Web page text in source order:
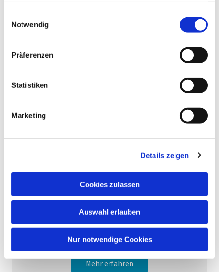
Notwendig
Präferenzen
Statistiken
Marketing
Details zeigen
Cookies zulassen
Auswahl erlauben
Nur notwendige Cookies
Familiencampus Eppingen
Wir suchen DICH!
Diese Stellen sind frei
Mehr erfahren